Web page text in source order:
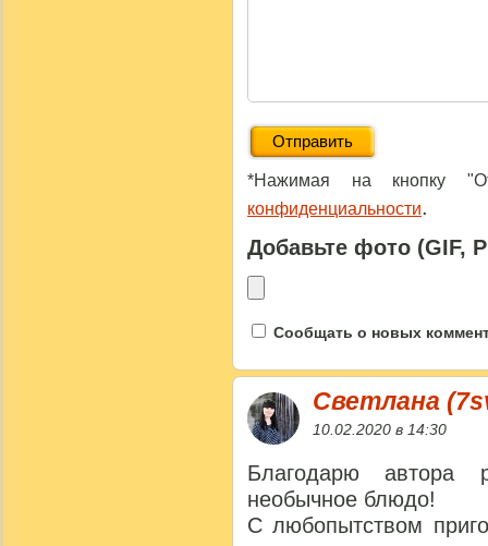
*Нажимая на кнопку
конфиденциальности.
Добавьте фото (GIF,
Сообщать о новых
Светлана
10.02.2020 в 14:30
Благодарю автора
необычное блюдо!
С любопытством